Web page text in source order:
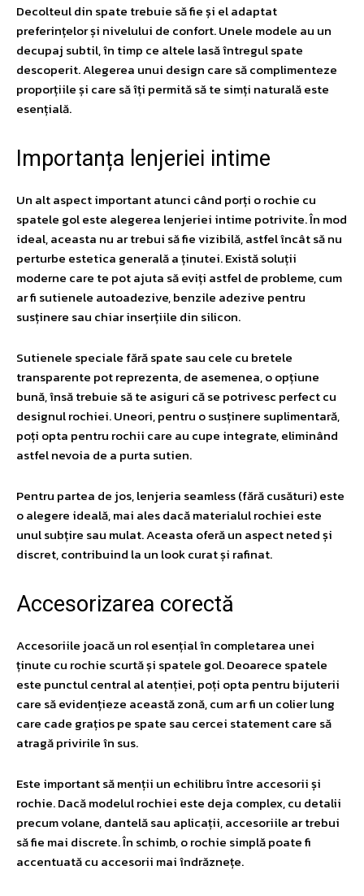
Decolteul din spate trebuie să fie și el adaptat
preferințelor și nivelului de confort. Unele modele au un
decupaj subtil, în timp ce altele lasă întregul spate
descoperit. Alegerea unui design care să complimenteze
proporțiile și care să îți permită să te simți naturală este
esențială.
Importanța lenjeriei intime
Un alt aspect important atunci când porți o rochie cu
spatele gol este alegerea lenjeriei intime potrivite. În mod
ideal, aceasta nu ar trebui să fie vizibilă, astfel încât să nu
perturbe estetica generală a ținutei. Există soluții
moderne care te pot ajuta să eviți astfel de probleme, cum
ar fi sutienele autoadezive, benzile adezive pentru
susținere sau chiar inserțiile din silicon.
Sutienele speciale fără spate sau cele cu bretele
transparente pot reprezenta, de asemenea, o opțiune
bună, însă trebuie să te asiguri că se potrivesc perfect cu
designul rochiei. Uneori, pentru o susținere suplimentară,
poți opta pentru rochii care au cupe integrate, eliminând
astfel nevoia de a purta sutien.
Pentru partea de jos, lenjeria seamless (fără cusături) este
o alegere ideală, mai ales dacă materialul rochiei este
unul subțire sau mulat. Aceasta oferă un aspect neted și
discret, contribuind la un look curat și rafinat.
Accesorizarea corectă
Accesoriile joacă un rol esențial în completarea unei
ținute cu rochie scurtă și spatele gol. Deoarece spatele
este punctul central al atenției, poți opta pentru bijuterii
care să evidențieze această zonă, cum ar fi un colier lung
care cade grațios pe spate sau cercei statement care să
atragă privirile în sus.
Este important să menții un echilibru între accesorii și
rochie. Dacă modelul rochiei este deja complex, cu detalii
precum volane, dantelă sau aplicații, accesoriile ar trebui
să fie mai discrete. În schimb, o rochie simplă poate fi
accentuată cu accesorii mai îndrăznețe.